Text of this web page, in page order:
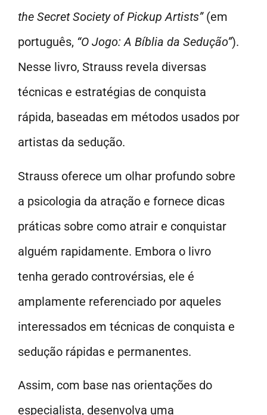
the Secret Society of Pickup Artists” (em
português, “O Jogo: A Bíblia da Sedução”).
Nesse livro, Strauss revela diversas
técnicas e estratégias de conquista
rápida, baseadas em métodos usados por
artistas da sedução.
Strauss oferece um olhar profundo sobre
a psicologia da atração e fornece dicas
práticas sobre como atrair e conquistar
alguém rapidamente. Embora o livro
tenha gerado controvérsias, ele é
amplamente referenciado por aqueles
interessados em técnicas de conquista e
sedução rápidas e permanentes.
Assim, com base nas orientações do
especialista, desenvolva uma